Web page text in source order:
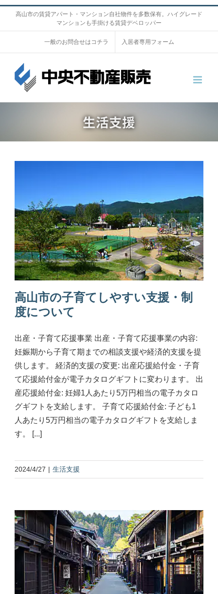
p
高山市の賃貸アパート・マンション自社物件を多数保有。ハイグレード
マンションも手掛ける賃貸デベロッパー
一般のお問合せはコチラ 入居者専用フォーム
生活支援
高山市の子育てしやすい支援・制
度について
出産・子育て応援事業 出産・子育て応援事業の内容:
妊娠期から子育て期までの相談支援や経済的支援を提
供します。 経済的支援の変更: 出産応援給付金・子育
て応援給付金が電子カタログギフトに変わります。 出
産応援給付金: 妊婦1人あたり5万円相当の電子カタロ
グギフトを支給します。 子育て応援給付金: 子ども1
人あたり5万円相当の電子カタログギフトを支給しま
す。 [...]
2024/4/27 | 生活支援